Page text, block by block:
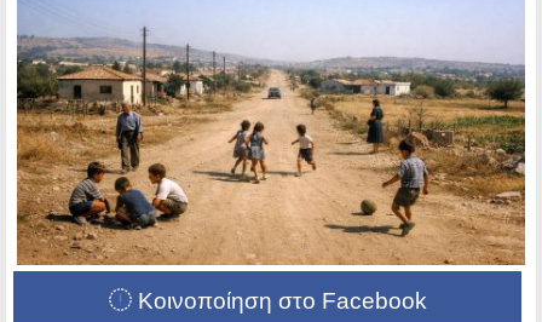
Κοινοποίηση στο Facebook